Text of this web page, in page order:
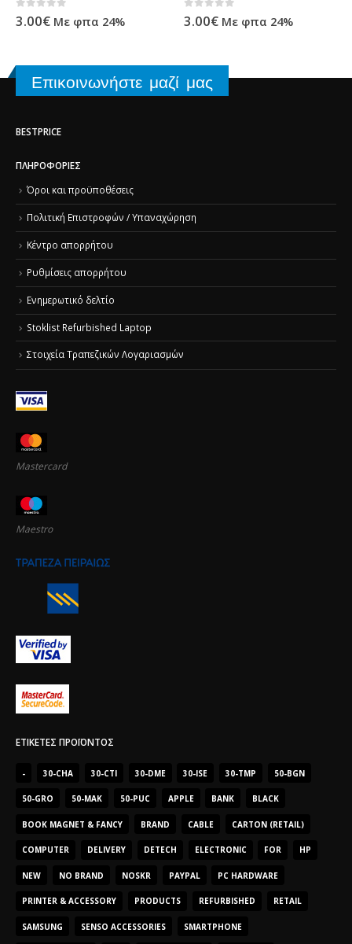
,ΥΠΟΛΟΓΙΣΤΈΣ - ΗΛΕΚΤΡΟΝΙΚΆ
,ΠΡΟΪΌΝΤΑ TECHNOSHOP ,ΥΠΟΛΟΓΙΣΤΈΣ - ΗΛΕΚΤΡΟΝΙΚΆ
0out of 5
3.00€ Με φπα 24% 0out of 5
3.00€ Με φπα 24%
Επικοινωνήστε μαζί μας
BESTPRICE
ΠΛΗΡΟΦΟΡΊΕΣ
Όροι και προϋποθέσεις
Πολιτική Επιστροφών / Υπαναχώρηση
Κέντρο απορρήτου
Ρυθμίσεις απορρήτου
Ενημερωτικό δελτίο
Stoklist Refurbished Laptop
Στοιχεία Τραπεζικών Λογαριασμών
Mastercard
Maestro
ΕΤΙΚΈΤΕΣ ΠΡΟΪΌΝΤΟΣ
- 30-CHA 30-CTI 30-DME 30-ISE 30-TMP 50-BGN
50-GRO 50-MAK 50-PUC APPLE BANK BLACK
BOOK MAGNET & FANCY BRAND CABLE CARTON (RETAIL)
COMPUTER DELIVERY DETECH ELECTRONIC FOR HP
NEW NO BRAND NOSKR PAYPAL PC HARDWARE
PRINTER & ACCESSORY PRODUCTS REFURBISHED RETAIL
SAMSUNG SENSO ACCESSORIES SMARTPHONE